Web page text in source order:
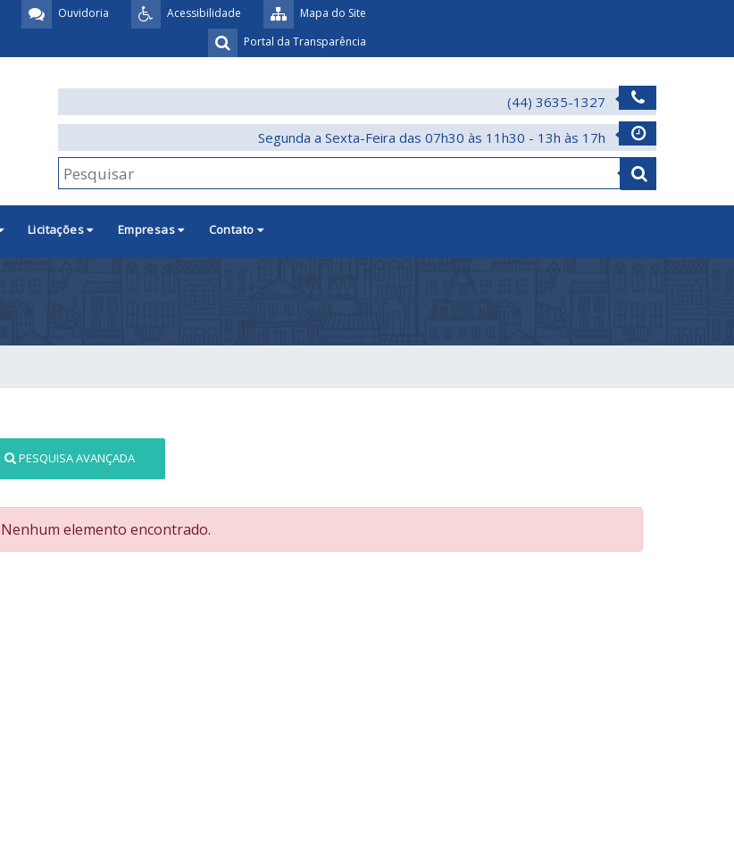
Mapa do Site
Acessibilidade
Ouvidoria
Portal da Transparência
(44) 3635-1327
Segunda a Sexta-Feira das 07h30 às 11h30 - 13h às 17h
Licitações Empresas Contato
PESQUISA AVANÇADA
Nenhum elemento encontrado.